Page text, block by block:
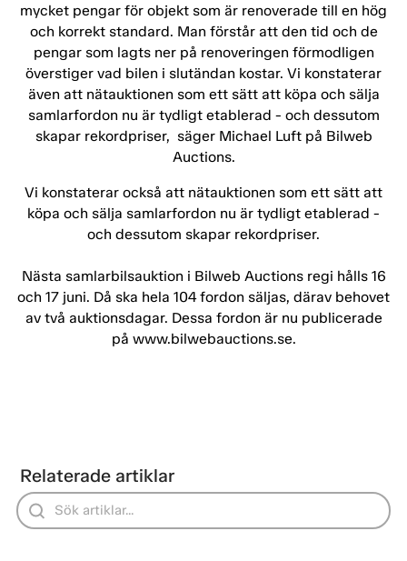
mycket pengar för objekt som är renoverade till en hög
och korrekt standard. Man förstår att den tid och de
pengar som lagts ner på renoveringen förmodligen
överstiger vad bilen i slutändan kostar. Vi konstaterar
även att nätauktionen som ett sätt att köpa och sälja
samlarfordon nu är tydligt etablerad - och dessutom
skapar rekordpriser, säger Michael Luft på Bilweb
Auctions.
Vi konstaterar också att nätauktionen som ett sätt att
köpa och sälja samlarfordon nu är tydligt etablerad -
och dessutom skapar rekordpriser.
Nästa samlarbilsauktion i Bilweb Auctions regi hålls 16
och 17 juni. Då ska hela 104 fordon säljas, därav behovet
av två auktionsdagar. Dessa fordon är nu publicerade
på www.bilwebauctions.se.
Relaterade artiklar